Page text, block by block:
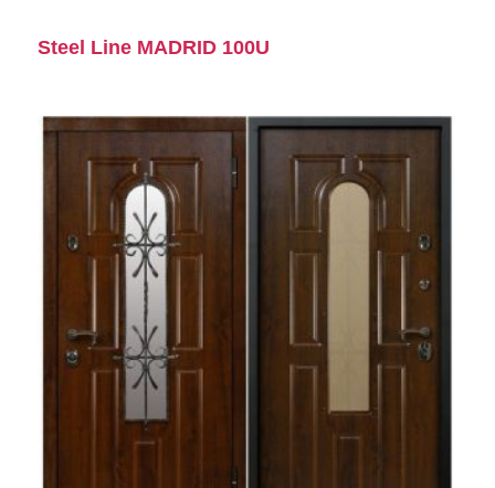
Steel Line MADRID 100U